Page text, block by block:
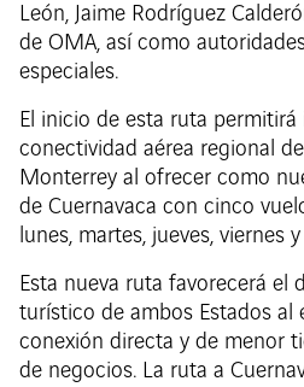
León, Jaime Rodríguez
de OMA, así como
especiales.
El inicio de esta ruta permitirá
conectividad aérea regional
Monterrey al ofrecer como
de Cuernavaca con cinco
lunes, martes, jueves, viernes
Esta nueva ruta favorecerá el
turístico de ambos Estados al
conexión directa y de menor
de negocios. La ruta a